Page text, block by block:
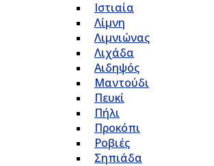
Ιστιαία
Λίμνη
Λιμνιώνας
Λιχάδα
Αιδηψός
Μαντούδι
Πευκί
Πήλι
Προκόπι
Ροβιές
Σηπιάδα